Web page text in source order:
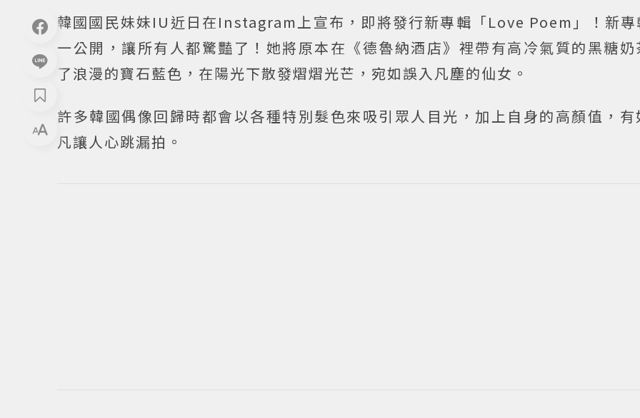
韓國國民妹妹IU近日在Instagram上宣布，即將發行新專輯「Love Poem」！新
一公開，讓所有人都驚豔了！她將原本在《德魯納酒店》裡帶有高冷氣質的黑糖
了浪漫的寶石藍色，在陽光下散發熠熠光芒，宛如誤入凡塵的仙女。
許多韓國偶像回歸時都會以各種特別髮色來吸引眾人目光，加上自身的高顏值，
凡讓人心跳漏拍。